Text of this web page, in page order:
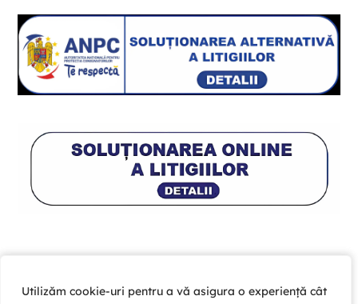
Utilizăm cookie-uri pentru a vă asigura o experiență cât
Utilizăm cookie-uri pentru a vă asigura o experiență cât